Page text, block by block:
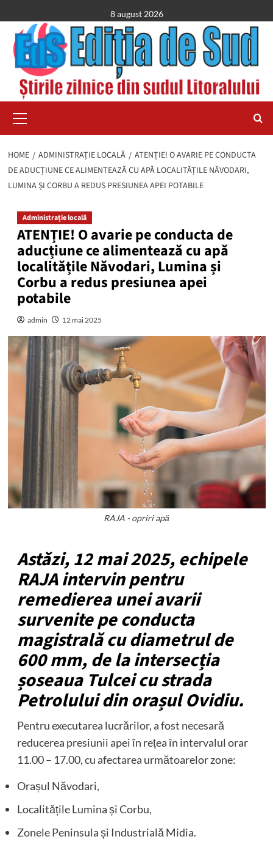
to
content
8 august 2026
Menu
HOME ADMINISTRAȚIE LOCALĂ
ATENȚIE! O AVARIE PE CONDUCTA
DE ADUCȚIUNE CE ALIMENTEAZĂ CU APĂ LOCALITĂȚILE NĂVODARI,
LUMINA ȘI CORBU A REDUS PRESIUNEA APEI POTABILE
Administrație locală
ATENȚIE! O avarie pe conducta de
aducțiune ce alimentează cu apă
localitățile Năvodari, Lumina și
Corbu a redus presiunea apei
potabile
admin 12 mai 2025
RAJA - opriri apă
Astăzi, 12 mai 2025, echipele
RAJA intervin pentru
remedierea unei avarii
survenite pe conducta
magistrală cu diametrul de
600 mm, de la intersecția
șoseaua Tulcei cu strada
Petrolului din orașul Ovidiu.
Pentru executarea lucrărilor, a fost necesară
reducerea presiunii apei în rețea în intervalul orar
11.00 – 17.00, cu afectarea următoarelor zone:
Orașul Năvodari,
Localitățile Lumina și Corbu,
Zonele Peninsula și Industrială Midia.